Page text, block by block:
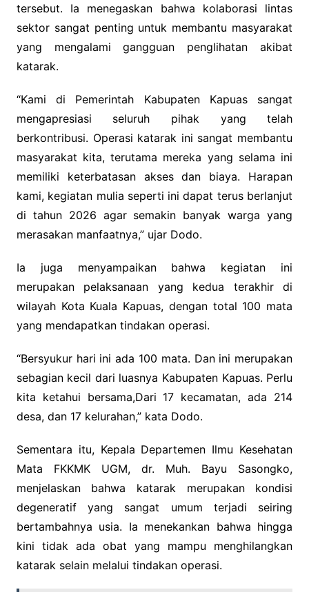
tersebut. Ia menegaskan bahwa kolaborasi lintas
sektor sangat penting untuk membantu masyarakat
yang mengalami gangguan penglihatan akibat
katarak.
“Kami di Pemerintah Kabupaten Kapuas sangat
mengapresiasi seluruh pihak yang telah
berkontribusi. Operasi katarak ini sangat membantu
masyarakat kita, terutama mereka yang selama ini
memiliki keterbatasan akses dan biaya. Harapan
kami, kegiatan mulia seperti ini dapat terus berlanjut
di tahun 2026 agar semakin banyak warga yang
merasakan manfaatnya,” ujar Dodo.
Ia juga menyampaikan bahwa kegiatan ini
merupakan pelaksanaan yang kedua terakhir di
wilayah Kota Kuala Kapuas, dengan total 100 mata
yang mendapatkan tindakan operasi.
“Bersyukur hari ini ada 100 mata. Dan ini merupakan
sebagian kecil dari luasnya Kabupaten Kapuas. Perlu
kita ketahui bersama,Dari 17 kecamatan, ada 214
desa, dan 17 kelurahan,” kata Dodo.
Sementara itu, Kepala Departemen Ilmu Kesehatan
Mata FKKMK UGM, dr. Muh. Bayu Sasongko,
menjelaskan bahwa katarak merupakan kondisi
degeneratif yang sangat umum terjadi seiring
bertambahnya usia. Ia menekankan bahwa hingga
kini tidak ada obat yang mampu menghilangkan
katarak selain melalui tindakan operasi.